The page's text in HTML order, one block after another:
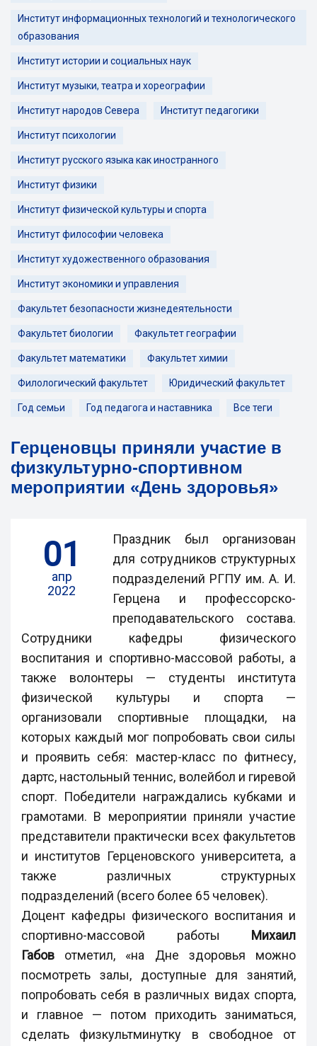
Институт информационных технологий и технологического
образования
Институт истории и социальных наук
Институт музыки, театра и хореографии
Институт народов Севера Институт педагогики
Институт психологии
Институт русского языка как иностранного
Институт физики
Институт физической культуры и спорта
Институт философии человека
Институт художественного образования
Институт экономики и управления
Факультет безопасности жизнедеятельности
Факультет биологии Факультет географии
Факультет математики Факультет химии
Филологический факультет Юридический факультет
Год семьи Год педагога и наставника Все теги
Герценовцы приняли участие в
физкультурно-спортивном
мероприятии «День здоровья»
01
апр
2022
Праздник был организован
для сотрудников структурных
подразделений РГПУ им. А. И.
Герцена и профессорско-
преподавательского состава.
Сотрудники кафедры физического
воспитания и спортивно-массовой работы, а
также волонтеры — студенты института
физической культуры и спорта —
организовали спортивные площадки, на
которых каждый мог попробовать свои силы
и проявить себя: мастер-класс по фитнесу,
дартс, настольный теннис, волейбол и гиревой
спорт. Победители награждались кубками и
грамотами. В мероприятии приняли участие
представители практически всех факультетов
и институтов Герценовского университета, а
также различных структурных
подразделений (всего более 65 человек).
Доцент кафедры физического воспитания и
спортивно-массовой работы
Михаил
Габов отметил, «на Дне здоровья можно
посмотреть залы, доступные для занятий,
попробовать себя в различных видах спорта,
и главное — потом приходить заниматься,
сделать физкультминутку в свободное от